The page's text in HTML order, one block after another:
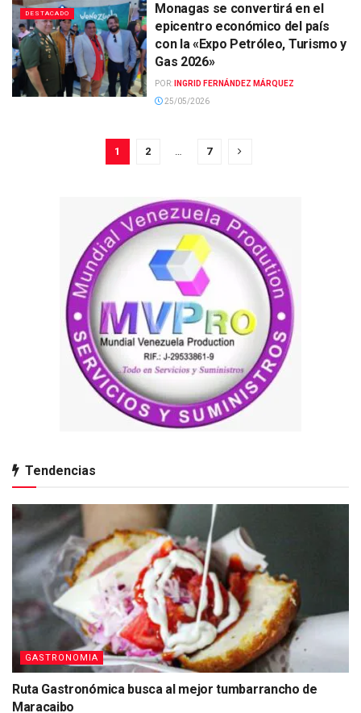
DESTACADO
Monagas se convertirá en el
epicentro económico del país
con la «Expo Petróleo, Turismo y
Gas 2026»
POR:
INGRID FERNÁNDEZ MÁRQUEZ
25/05/2026
1 2 … 7
Tendencias
GASTRONOMIA
Ruta Gastronómica busca al mejor tumbarrancho de
Maracaibo